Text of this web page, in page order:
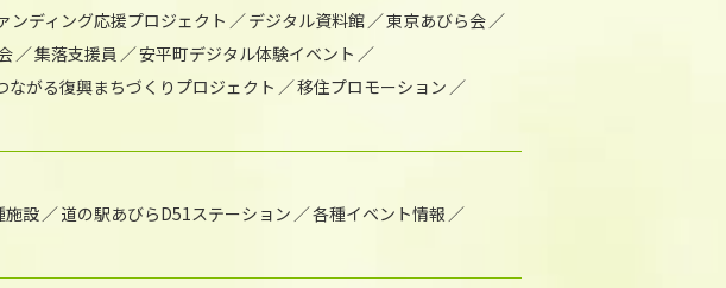
ンディング応援プロジェクト デジタル資料館
東京あびら会
集落支援員
安平町デジタル体験イベント
ながる復興まちづくりプロジェクト
移住プロモーション
施設 道の駅あびらD51ステーション
各種イベント情報